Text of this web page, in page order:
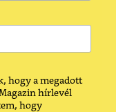
hogy a megadott
hírlevél
hogy